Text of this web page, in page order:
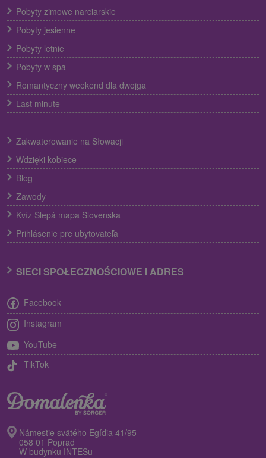
Pobyty zimowe narciarskie
Pobyty jesienne
Pobyty letnie
Pobyty w spa
Romantyczny weekend dla dwojga
Last minute
Zakwaterowanie na Słowacji
Wdzięki kobiece
Blog
Zawody
Kvíz Slepá mapa Slovenska
Prihlásenie pre ubytovateľa
SIECI SPOŁECZNOŚCIOWE I ADRES
Facebook
Instagram
YouTube
TikTok
Námestie svätého Egídia 41/95
058 01 Poprad
W budynku INTESu